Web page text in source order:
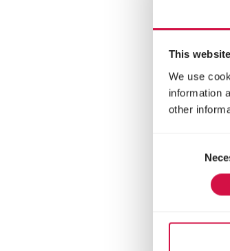
This
We use
information
other